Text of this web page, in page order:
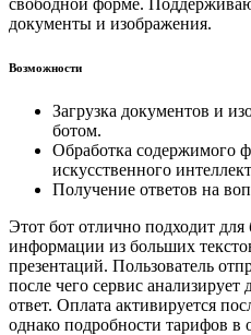
документы и изображения.
Возможности
Загрузка документов и
ботом.
Обработка содержимого
искусственного
Получение ответов на
Этот бот отлично подходит
информации из больших
презентаций. Пользователь
после чего сервис анализирует
ответ. Оплата активируется
однако подробности тарифов в